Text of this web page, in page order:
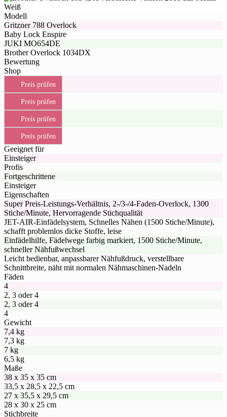
Modell
Gritzner 788 Overlock
Baby Lock Enspire
JUKI MO654DE
Brother Overlock 1034DX
Bewertung
Shop
Preis prüfen
Preis prüfen
Preis prüfen
Preis prüfen
Geeignet für
Einsteiger
Profis
Fortgeschrittene
Einsteiger
Eigenschaften
Super Preis-Leistungs-Verhältnis, 2-/3-/4-Faden-Overlock, 1300
Stiche/Minute, Hervorragende Stichqualität
JET-AIR-Einfädelsystem, Schnelles Nähen (1500 Stiche/Minute),
schafft problemlos dicke Stoffe, leise
Einfädelhilfe, Fädelwege farbig markiert, 1500 Stiche/Minute,
schneller Nähfußwechsel
Leicht bedienbar, anpassbarer Nähfußdruck, verstellbare
Schnittbreite, näht mit normalen Nähmaschinen-Nadeln
Fäden
4
2, 3 oder 4
2, 3 oder 4
4
Gewicht
7,4 kg
7,3 kg
7 kg
6,5 kg
Maße
38 x 35 x 35 cm
33,5 x 28,5 x 22,5 cm
27 x 35,5 x 29,5 cm
28 x 30 x 25 cm
Stichbreite